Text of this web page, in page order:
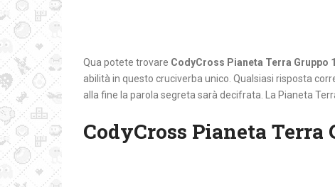
Qua potete trovare CodyCross Pianeta Terra Gruppo
abilità in questo cruciverba unico. Qualsiasi risposta
alla fine la parola segreta sarà decifrata. La Pianeta
CodyCross Pianeta Terra